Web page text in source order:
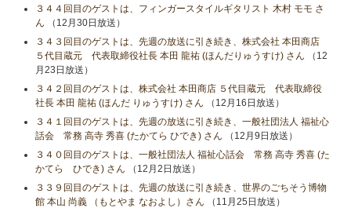
３４４回目のゲストは、フィンガースタイルギタリスト 木村 モモ さ
ん （12月30日放送）
３４３回目のゲストは、先週の放送に引き続き、株式会社 本田商店
５代目蔵元 代表取締役社長 本田 龍祐 (ほんだりゅうすけ) さん （12
月23日放送）
３４２回目のゲストは、株式会社 本田商店 ５代目蔵元 代表取締役
社長 本田 龍祐 (ほんだ りゅうすけ) さん （12月16日放送）
３４１回目のゲストは、先週の放送に引き続き、一般社団法人 福祉心
話会 常務 高寺 秀喜 (たかてら ひでき) さん （12月9日放送）
３４０回目のゲストは、一般社団法人 福祉心話会 常務 高寺 秀喜 (た
かてら ひでき) さん （12月2日放送）
３３９回目のゲストは、先週の放送に引き続き、世界のごちそう博物
館 本山 尚義 （もとやま なおよし）さん （11月25日放送）